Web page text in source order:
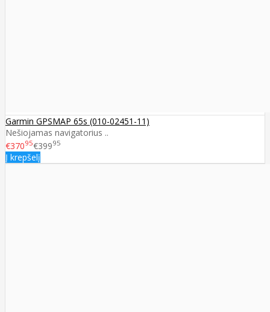
Garmin GPSMAP 65s (010-02451-11)
Nešiojamas navigatorius ..
€37095€39995
Į krepšelį